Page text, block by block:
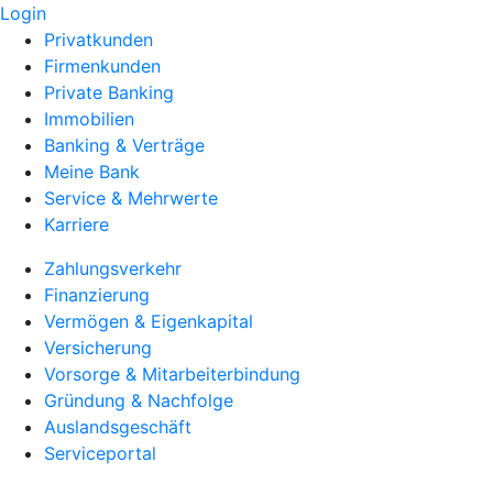
Login
Privatkunden
Firmenkunden
Private Banking
Immobilien
Banking & Verträge
Meine Bank
Service & Mehrwerte
Karriere
Zahlungsverkehr
Finanzierung
Vermögen & Eigenkapital
Versicherung
Vorsorge & Mitarbeiterbindung
Gründung & Nachfolge
Auslandsgeschäft
Serviceportal